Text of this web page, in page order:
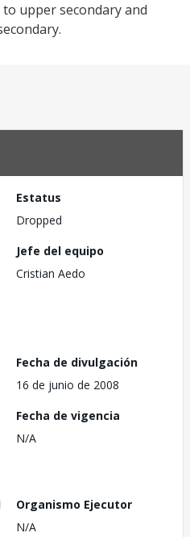
upper secondary and
Estatus
Dropped
Jefe del equipo
Cristian Aedo
Fecha de divulgación
16 de junio de 2008
Fecha de vigencia
N/A
Organismo Ejecutor
N/A